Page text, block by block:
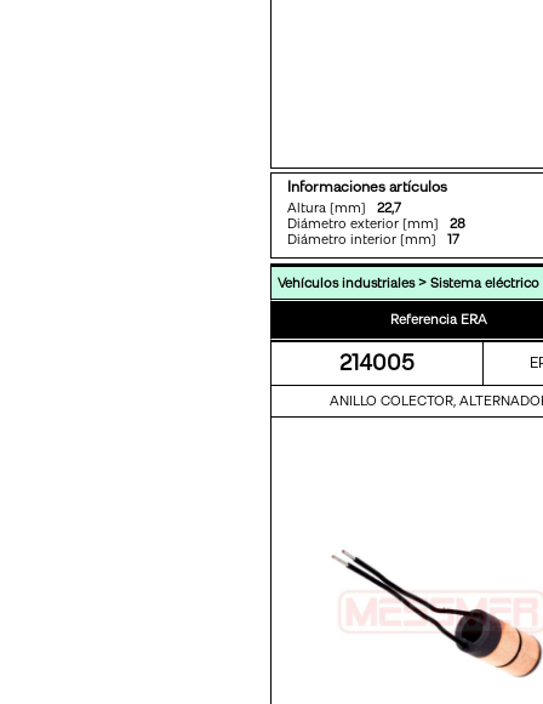
Informaciones artículos
Altura [mm] 22,7
Diámetro exterior [mm] 28
Diámetro interior [mm] 17
Vehículos industriales> Sistema eléctrico
Referencia ERA
214005
ANILLO COLECTOR,